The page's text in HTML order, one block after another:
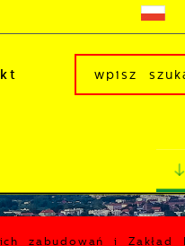
zabudowań i Zakład